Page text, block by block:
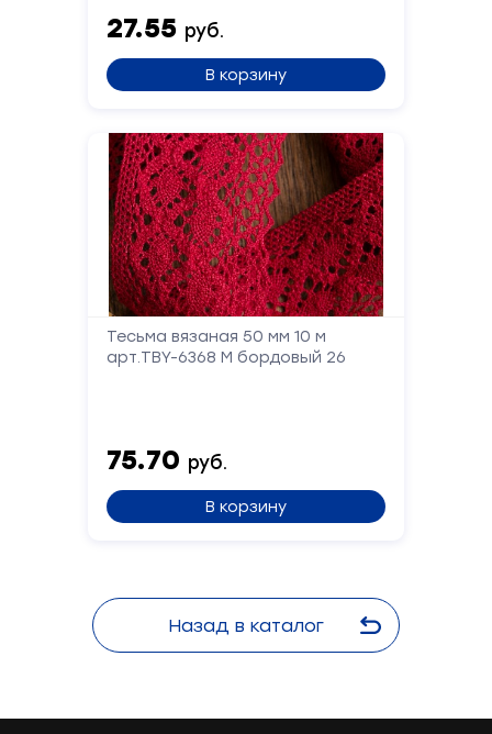
27.55 руб.
В корзину
Тесьма вязаная 50 мм 10 м
арт.TBY-6368 М бордовый 26
75.70 руб.
В корзину
Назад в каталог
Отправить